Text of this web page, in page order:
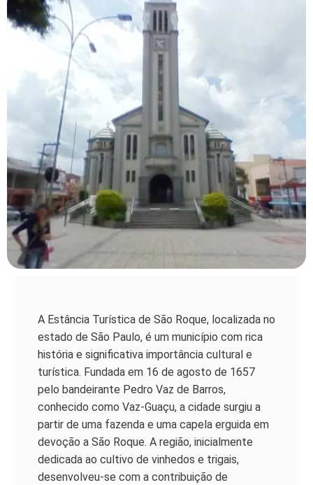
A Estância Turística de São Roque, localizada no
estado de São Paulo, é um município com rica
história e significativa importância cultural e
turística. Fundada em 16 de agosto de 1657
pelo bandeirante Pedro Vaz de Barros,
conhecido como Vaz-Guaçu, a cidade surgiu a
partir de uma fazenda e uma capela erguida em
devoção a São Roque. A região, inicialmente
dedicada ao cultivo de vinhedos e trigais,
desenvolveu-se com a contribuição de